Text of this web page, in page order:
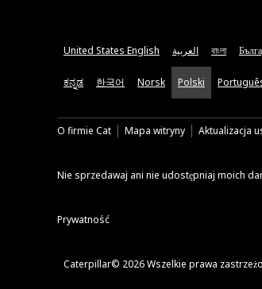
United States English العربية বাংলা
ಕನ್ನಡ 한국어 Norsk Polski
O firmie Cat Mapa witryny Aktualizacja
Nie sprzedawaj ani nie udostępniaj moich
Prywatność
Caterpillar© 2026 Wszelkie prawa